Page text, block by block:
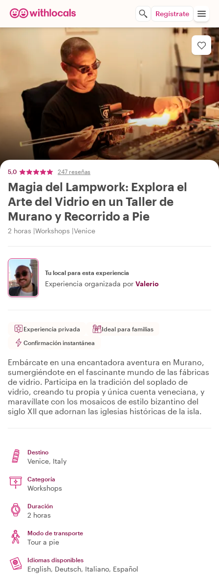
Regístrate
5,0 247 reseñas
Magia del Lampwork: Explora el
Arte del Vidrio en un Taller de
Murano y Recorrido a Pie
2 horas Workshops Venice
Tu local para esta experiencia
Experiencia organizada por Valerio
Experiencia privada
Ideal para familias
Confirmación instantánea
Embárcate en una encantadora aventura en Murano,
sumergiéndote en el fascinante mundo de las fábricas
de vidrio. Participa en la tradición del soplado de
vidrio, creando tu propia y única cuenta veneciana, y
maravíllate con los mosaicos de estilo bizantino del
siglo XII que adornan las iglesias históricas de la isla.
Destino
Venice, Italy
Categoría
Workshops
Duración
2 horas
Modo de transporte
Tour a pie
Idiomas disponibles
English, Deutsch, Italiano, Español